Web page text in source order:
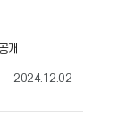
개
2024.12.02